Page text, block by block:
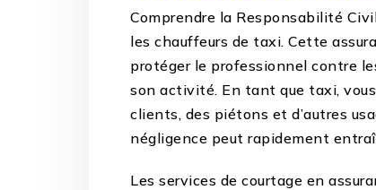
Comprendre la Responsabilité
les chauffeurs de taxi. Cette
protéger le professionnel contre
son activité. En tant que taxi,
clients, des piétons et d’autres
négligence peut rapidement
Les services de courtage en